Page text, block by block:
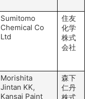
Sumitomo
Chemical Co
Ltd
住友
化学
株式
会社
Morishita
Jintan KK,
Kansai Paint
森下
仁丹